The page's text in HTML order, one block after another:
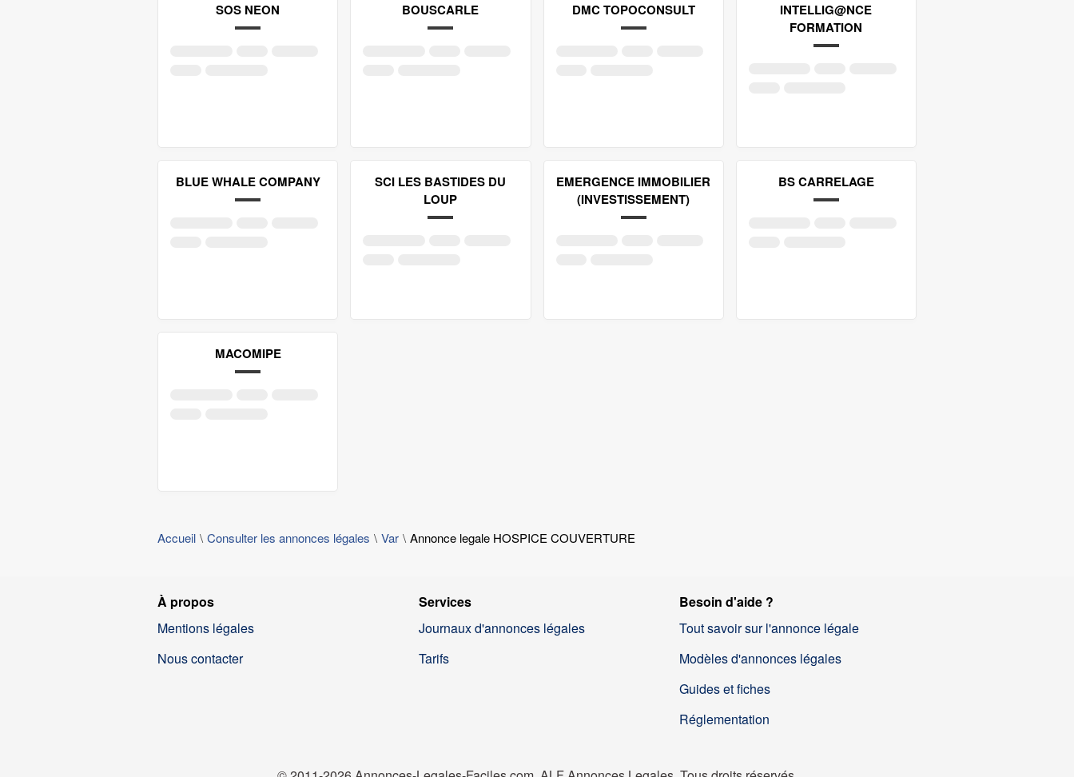
SOS NEON BOUSCARLE DMC TOPOCONSULT
INTELLIG@NCE
FORMATION
BLUE WHALE COMPANY
SCI LES BASTIDES DU
LOUP
EMERGENCE IMMOBILIER
(INVESTISSEMENT)
BS CARRELAGE
MACOMIPE
Accueil Consulter les annonces légales Var Annonce legale HOSPICE COUVERTURE
À propos
Mentions légales
Nous contacter
Services
Journaux d'annonces légales
Tarifs
Besoin d'aide ?
Tout savoir sur l'annonce légale
Modèles d'annonces légales
Guides et fiches
Réglementation